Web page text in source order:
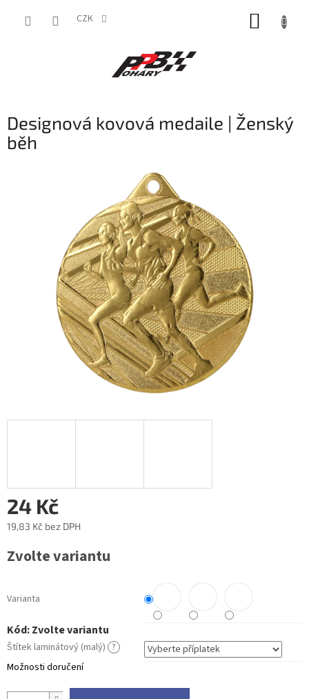
CZK
Designová kovová medaile | Ženský
běh
24 Kč
19,83 Kč bez DPH
cena:
Zvolte variantu
Varianta
Kód:Zvolte variantu
Štítek laminátový (malý) ?
Možnosti doručení